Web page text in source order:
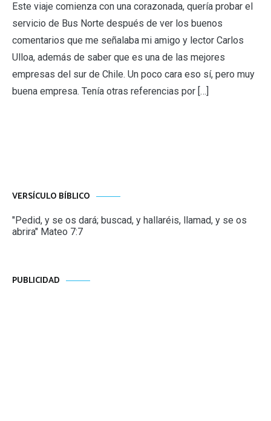
Este viaje comienza con una corazonada, quería probar el
servicio de Bus Norte después de ver los buenos
comentarios que me señalaba mi amigo y lector Carlos
Ulloa, además de saber que es una de las mejores
empresas del sur de Chile. Un poco cara eso sí, pero muy
buena empresa. Tenía otras referencias por […]
VERSÍCULO BÍBLICO
"Pedid, y se os dará; buscad, y hallaréis, llamad, y se os
abrira" Mateo 7:7
PUBLICIDAD